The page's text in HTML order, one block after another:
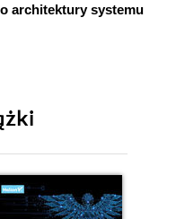
architektury systemu
Files (25)
(27)
systemu Oracle